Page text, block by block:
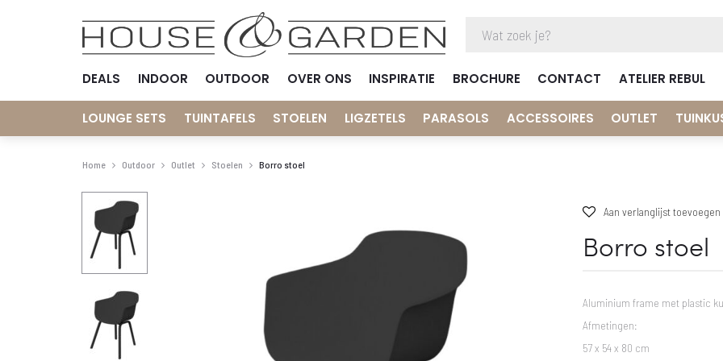
DEALS INDOOR OUTDOOR OVER ONS INSPIRATIE BROCHURE CONTACT ATELIER REBUL
LOUNGE SETS TUINTAFELS STOELEN LIGZETELS PARASOLS ACCESSOIRES OUTLET
Home Outdoor Outlet Stoelen Borro stoel
Aan verlanglijst toevoegen
Borro stoel
Aluminium frame met plastic
Afmetingen:
57 x 54 x 80 cm